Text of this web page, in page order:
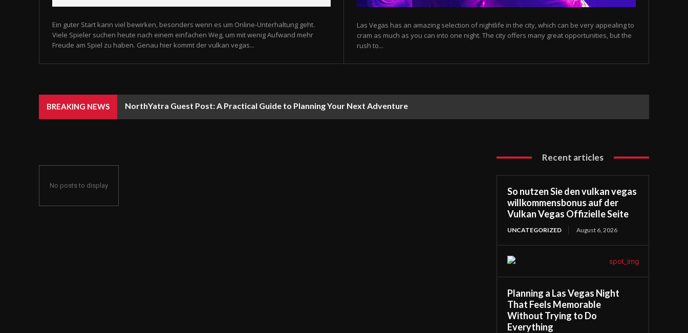
Ein guter Start kann viel bewirken, besonders wenn es um Online-Unterhaltung geht.
Viele Spieler suchen heute nach einem einfachen Weg, um mit wenig Aufwand mehr
Freude am Spiel zu haben. Genau hier kommt der vulkan vegas...
Las Vegas has an amazing selection of nightlife in the city, which can be very appealing to
cram as much as you can into one night. The city offers many great opportunities, but the
rush to...
BREAKING NEWS NorthYatra Guest Post: A Practical Guide to Planning Your Next Adventure
No posts to display
Recent articles
So nutzen Sie den vulkan vegas
willkommensbonus auf der
Vulkan Vegas Offizielle Seite
UNCATEGORIZED August 6, 2026
Planning a Las Vegas Night
That Feels Memorable
Without Trying to Do
Everything